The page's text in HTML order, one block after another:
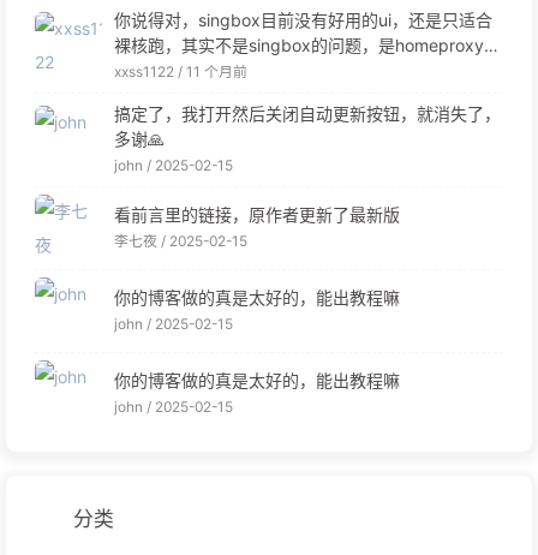
你说得对，singbox目前没有好用的ui，还是只适合
裸核跑，其实不是singbox的问题，是homeproxy的
问题。 我也是试过之后转回了clash.meta
xxss1122 / 11 个月前
搞定了，我打开然后关闭自动更新按钮，就消失了，
多谢🙏
john / 2025-02-15
看前言里的链接，原作者更新了最新版
李七夜 / 2025-02-15
你的博客做的真是太好的，能出教程嘛
john / 2025-02-15
你的博客做的真是太好的，能出教程嘛
john / 2025-02-15
分类